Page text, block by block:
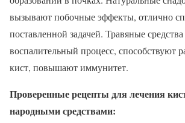
вызывают побочные эффекты, отлично
поставленной задачей. Травяные
воспалительный процесс, способствуют
кист, повышают иммунитет.
Проверенные рецепты для лечения
народными средствами: